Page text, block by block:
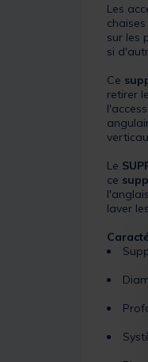
Les
sur les
si
Ce
retirer
Le
ce
laver